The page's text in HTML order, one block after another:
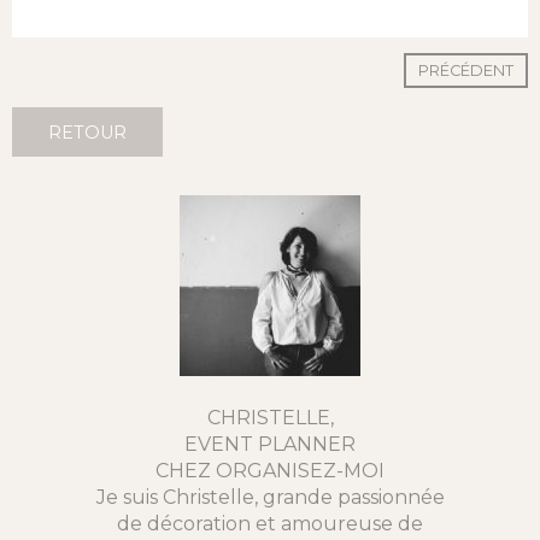
PRÉCÉDENT
RETOUR
CHRISTELLE,
EVENT PLANNER
CHEZ ORGANISEZ-MOI
Je suis Christelle, grande passionnée
de décoration et amoureuse de